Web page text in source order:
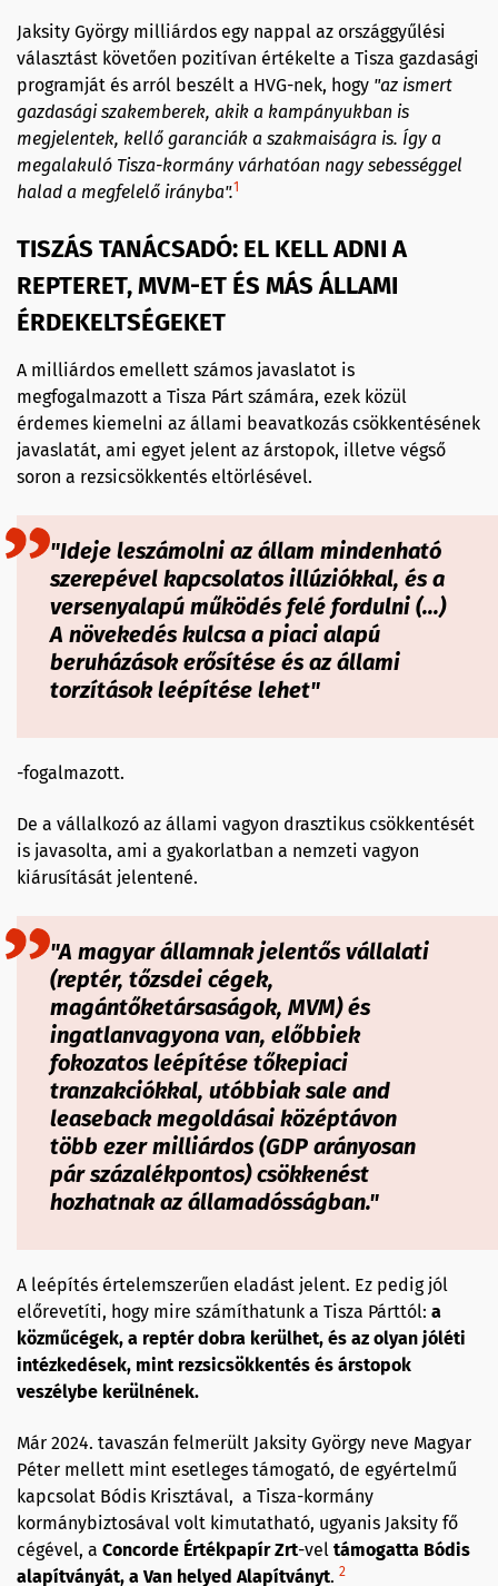
Jaksity György milliárdos egy nappal az országgyűlési
választást követően pozitívan értékelte a Tisza gazdasági
programját és arról beszélt a HVG-nek, hogy "az ismert
gazdasági szakemberek, akik a kampányukban is
megjelentek, kellő garanciák a szakmaiságra is. Így a
megalakuló Tisza-kormány várhatóan nagy sebességgel
halad a megfelelő irányba".1
TISZÁS TANÁCSADÓ: EL KELL ADNI A
REPTERET, MVM-ET ÉS MÁS ÁLLAMI
ÉRDEKELTSÉGEKET
A milliárdos emellett számos javaslatot is
megfogalmazott a Tisza Párt számára, ezek közül
érdemes kiemelni az állami beavatkozás csökkentésének
javaslatát, ami egyet jelent az árstopok, illetve végső
soron a rezsicsökkentés eltörlésével.
"Ideje leszámolni az állam mindenható
szerepével kapcsolatos illúziókkal, és a
versenyalapú működés felé fordulni (...)
A növekedés kulcsa a piaci alapú
beruházások erősítése és az állami
torzítások leépítése lehet"
-fogalmazott.
De a vállalkozó az állami vagyon drasztikus csökkentését
is javasolta, ami a gyakorlatban a nemzeti vagyon
kiárusítását jelentené.
"A magyar államnak jelentős vállalati
(reptér, tőzsdei cégek,
magántőketársaságok, MVM) és
ingatlanvagyona van, előbbiek
fokozatos leépítése tőkepiaci
tranzakciókkal, utóbbiak sale and
leaseback megoldásai középtávon
több ezer milliárdos (GDP arányosan
pár százalékpontos) csökkenést
hozhatnak az államadósságban."
A leépítés értelemszerűen eladást jelent. Ez pedig jól
előrevetíti, hogy mire számíthatunk a Tisza Párttól: a
közműcégek, a reptér dobra kerülhet, és az olyan jóléti
intézkedések, mint rezsicsökkentés és árstopok
veszélybe kerülnének.
Már 2024. tavaszán felmerült Jaksity György neve Magyar
Péter mellett mint esetleges támogató, de egyértelmű
kapcsolat Bódis Krisztával, a Tisza-kormány
kormánybiztosával volt kimutatható, ugyanis Jaksity fő
cégével, a Concorde Értékpapír Zrt-vel támogatta Bódis
alapítványát, a Van helyed Alapítványt. 2